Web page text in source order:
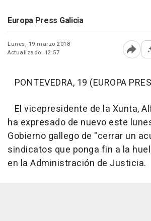
Europa Press Galicia
Lunes, 19 marzo 2018
Actualizado: 12:57
PONTEVEDRA, 19 (EUROPA
El vicepresidente de la Xunta,
ha expresado de nuevo este
Gobierno gallego de "cerrar un
sindicatos que ponga fin a la
en la Administración de Justicia.